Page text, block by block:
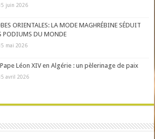
juin 2026
ORIENTALES: LA MODE MAGHRÉBINE SÉDUIT
PODIUMS DU MONDE
mai 2026
Léon XIV en Algérie : un pèlerinage de paix
avril 2026